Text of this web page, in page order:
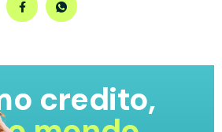
credito,